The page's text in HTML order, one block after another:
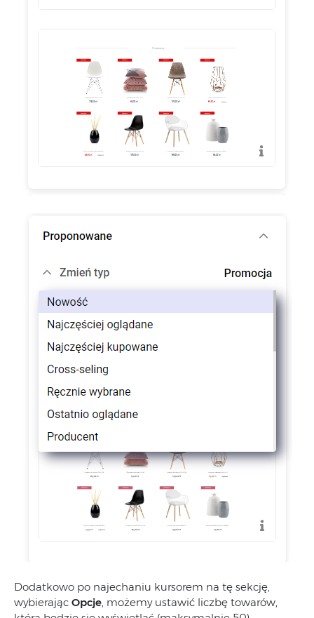
Dodatkowo po najechaniu kursorem na tę sekcję,
wybierając Opcje, możemy ustawić liczbę towarów,